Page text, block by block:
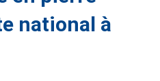
national à